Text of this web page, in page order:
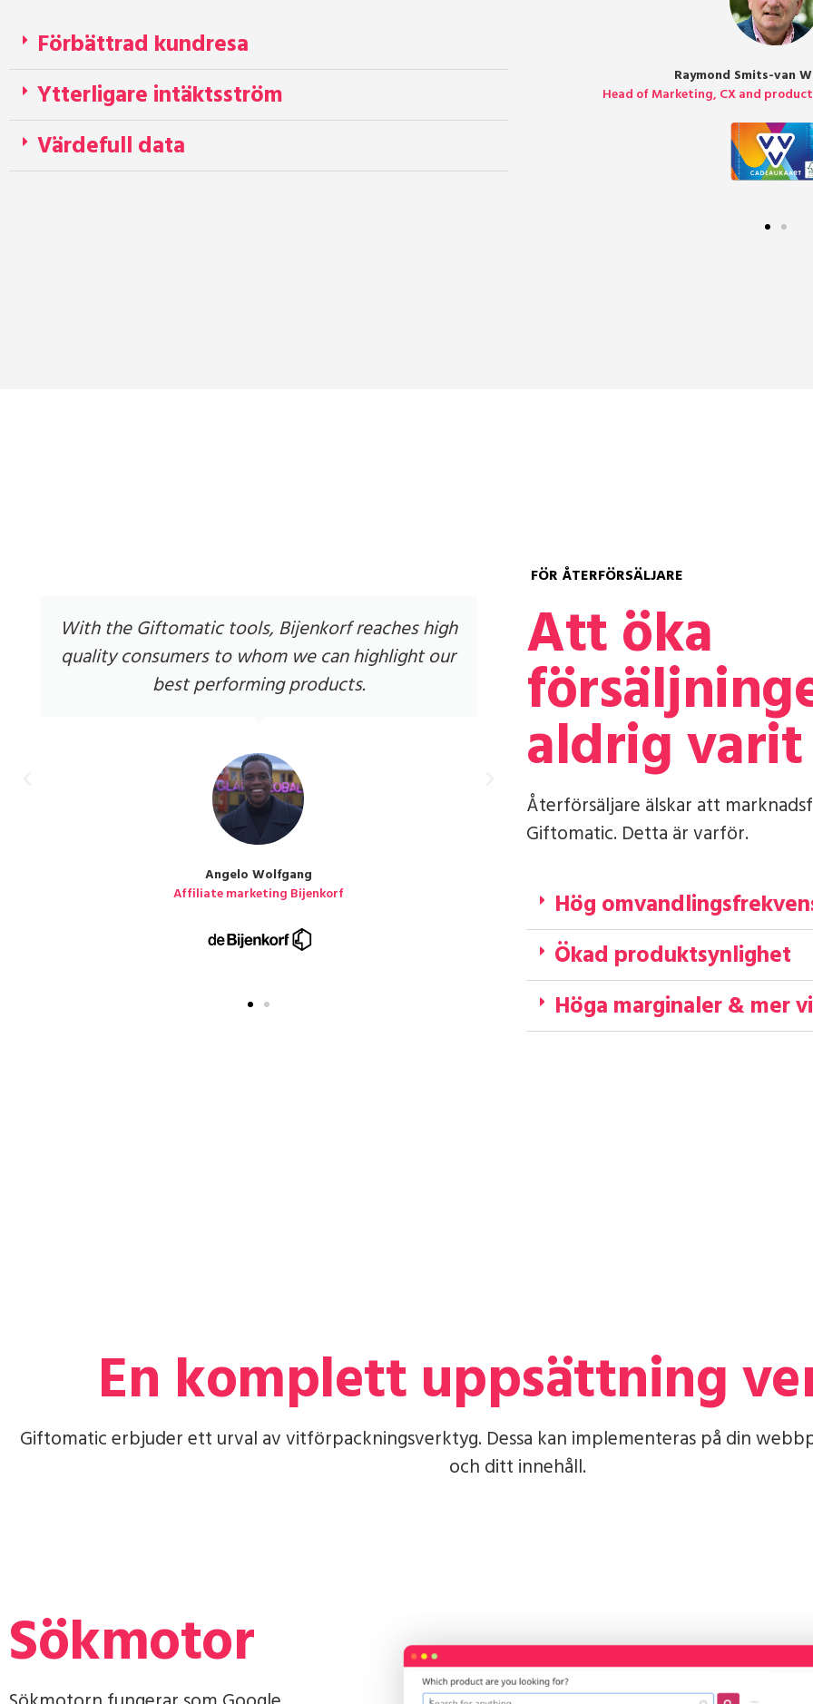
Förbättrad kundresa
Ytterligare intäktsström
Värdefull data
Toon van Dooijeweerd
Owner YourGift
Raymond Smits-van
Head of Marketing, CX and
With the Giftomatic tools, Bijenkorf reaches high
quality consumers to whom we can highlight our
best performing products.
Angelo Wolfgang
Affiliate marketing Bijenkorf
Giftomatic is able to target
shoppers. Wehkamp makes use
positions and they return
Affiliate marketing
FÖR ÅTERFÖRSÄLJARE
Att öka
aldrig
Återförsäljare älskar att
Giftomatic. Detta är varför.
Hög
Ökad produktsynlighet
Höga marginaler & mer
En komplett uppsättning
Giftomatic erbjuder ett urval av vitförpackningsverktyg. Dessa kan implementeras på din
och ditt innehåll.
Sökmotor